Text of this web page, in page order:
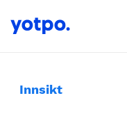
Innsikt